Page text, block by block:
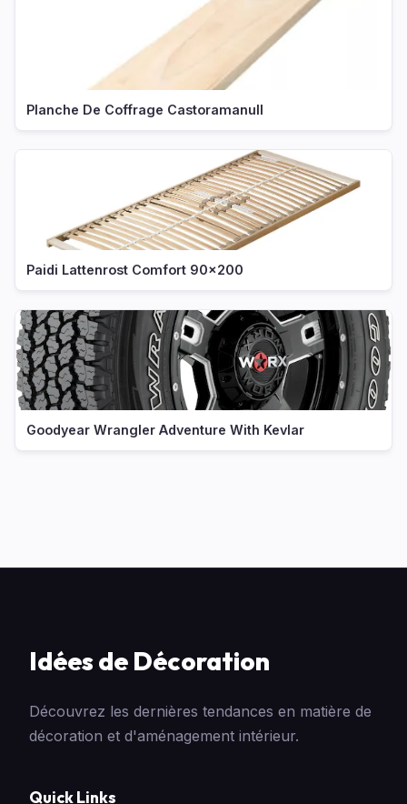
Planche De Coffrage Castoramanull
Paidi Lattenrost Comfort 90x200
Goodyear Wrangler Adventure With Kevlar
Idées de Décoration
Découvrez les dernières tendances en matière de
décoration et d'aménagement intérieur.
Quick Links